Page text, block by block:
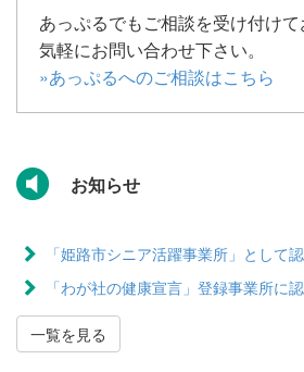
あっぷるでもご相談を受け付け
気軽にお問い合わせ下さい。
»あっぷるへのご相談はこちら
お知らせ
「姫路市シニア活躍事業所」として
「わが社の健康宣言」登録事業所に
一覧を見る